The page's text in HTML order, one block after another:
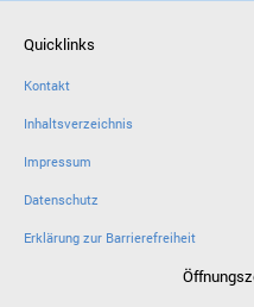
Quicklinks
Kontakt
Inhaltsverzeichnis
Impressum
Datenschutz
Erklärung zur Barrierefreiheit